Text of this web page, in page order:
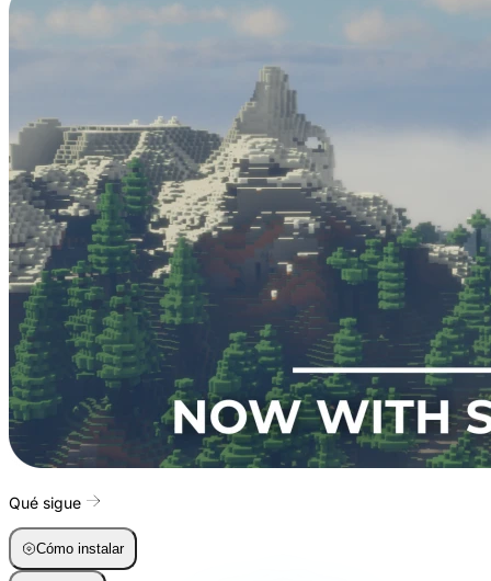
Qué sigue
Cómo instalar